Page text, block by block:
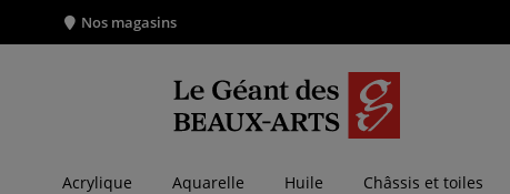
Nos magasins
Acrylique Aquarelle Huile Châssis et toiles